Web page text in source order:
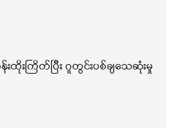
းထိုးကြိတ်ပြီး ဂူတွင်းပစ်ချသေဆုံးမှု